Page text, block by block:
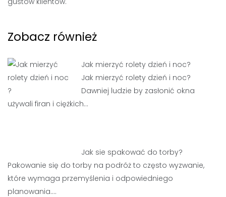
Zobacz również
Jak mierzyć rolety dzień i noc?
Jak mierzyć rolety dzień i noc?
Dawniej ludzie by zasłonić okna
używali firan i ciężkich…
Jak sie spakować do torby?
Pakowanie się do torby na podróż to często wyzwanie,
które wymaga przemyślenia i odpowiedniego
planowania.…